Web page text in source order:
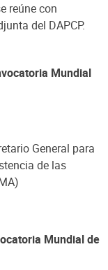
reúne con
del DAPCP.
Mundial
General para
de las
Mundial de